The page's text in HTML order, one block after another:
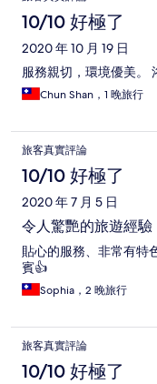
10/10 好極了
2020 年 10 月 19 日
服務親切，環境優美。
Chun Shan，1 晚旅行
旅客真實評論
10/10 好極了
2020 年 7 月 5 日
令人驚艷的旅遊經驗
貼心的服務、非常有特
賓👍
Sophia，2 晚旅行
旅客真實評論
10/10 好極了